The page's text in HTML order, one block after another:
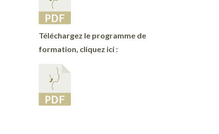
Téléchargez le programme de
formation, cliquez ici :